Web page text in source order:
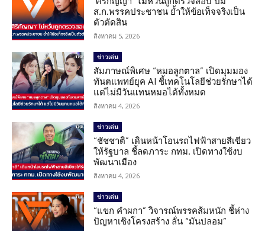
ส.ก.พรรคประชาชน ย้ำให้ข้อเท็จจริงเป็น
ตัวตัดสิน
สิงหาคม 5, 2026
ข่าวเด่น
สัมภาษณ์พิเศษ “หมอลูกตาล” เปิดมุมมอง
ทันตแพทย์ยุค AI ชี้เทคโนโลยีช่วยรักษาได้
แต่ไม่มีวันแทนหมอได้ทั้งหมด
สิงหาคม 4, 2026
ข่าวเด่น
“ชัชชาติ” เดินหน้าโอนรถไฟฟ้าสายสีเขียว
ให้รัฐบาล ชี้ลดภาระ กทม. เปิดทางใช้งบ
พัฒนาเมือง
สิงหาคม 4, 2026
ข่าวเด่น
“แขก คำผกา” วิจารณ์พรรคส้มหนัก ชี้ห่าง
ปัญหาเชิงโครงสร้าง ลั่น “มันปลอม”